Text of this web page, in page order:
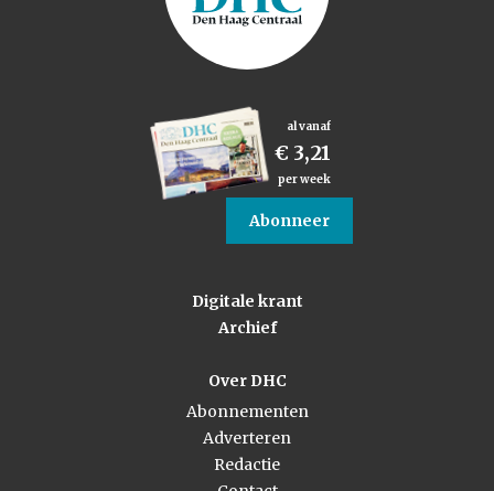
al vanaf
€ 3,21
per week
Abonneer
Digitale krant
Archief
Over DHC
Abonnementen
Adverteren
Redactie